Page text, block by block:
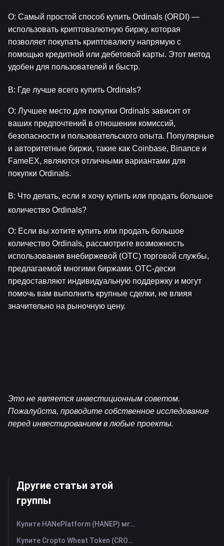
О: Самый простой способ купить Ordinals (ORDI) —
использовать криптовалютную биржу, которая
позволяет покупать криптовалюту напрямую с
помощью кредитной или дебетовой карты. Этот метод
удобен для пользователей и быстр.
В: Где лучше всего купить Ordinals?
О: Лучшее место для покупки Ordinals зависит от
ваших предпочтений в отношении комиссий,
безопасности и пользовательского опыта. Популярные
и авторитетные биржи, такие как Coinbase, Binance и
FameEX, являются отличными вариантами для
покупки Ordinals.
В: Что делать, если я хочу купить или продать большое
количество Ordinals?
О: Если вы хотите купить или продать большое
количество Ordinals, рассмотрите возможность
использования внебиржевой (OTC) торговой службы,
предлагаемой многими биржами. OTC-дески
предоставляют индивидуальную поддержку и могут
помочь вам выполнить крупные сделки, не влияя
значительно на рыночную цену.
Это не является инвестиционным советом.
Пожалуйста, проводите собственное исследование
перед инвестированием в любые проекты.
Другие статьи этой
группы
Купите HANePlatform (HANEP) мгновенно с помощью кредитной или дебетовой карты
Купите Cropto Wheat Token (CROW) мгновенно с помощью кредитной или дебетовой карты